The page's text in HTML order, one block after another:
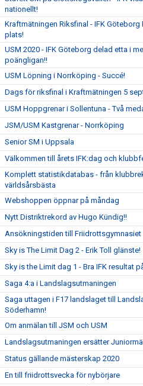
nationellt!
Kraftmätningen Riksfinal - IFK Göteborg
plats!
USM 2020 - IFK Göteborg delad etta i
poängligan!!
USM Löpning i Norrköping - Succé!
Dags för riksfinal i Kraftmätningen 5
USM Hoppgrenar i Sollentuna - Två
JSM/USM Kastgrenar - Norrköping
Senior SM i Uppsala
Välkommen till årets IFK:dag och
Komplett statistikdatabas - från
världsårsbästa
Webshoppen öppnar på måndag
Nytt Distriktrekord av Hugo Kündig!!
Ansökningstiden till Friidrottsgymnasiet
Sky is The Limit Dag 2 - Erik Toll glänste!
Sky is the Limit dag 1 - Bra IFK resultat
Saga 4:a i Landslagsutmaningen
Saga uttagen i F17 landslaget till
Söderhamn!
Om anmälan till JSM och USM
Landslagsutmaningen ersätter
Status gällande mästerskap 2020
En till friidrottsvecka för nybörjare